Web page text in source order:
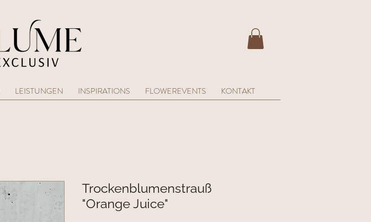
LEISTUNGEN INSPIRATIONS FLOWEREVENTS KONTAKT
Trockenblumenstrauß
"Orange Juice"